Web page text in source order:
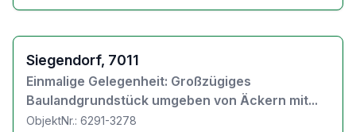
Zu den Objektdetails
Siegendorf, 7011
Einmalige Gelegenheit: Großzügiges
Baulandgrundstück umgeben von Äckern mit...
ObjektNr.: 6291-3278